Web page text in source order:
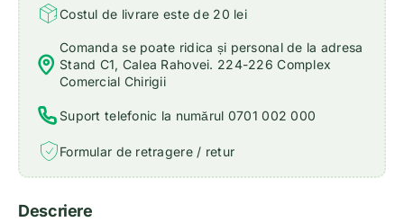
Costul de livrare este de 20 lei
Comanda se poate ridica și personal de la adresa
Stand C1, Calea Rahovei. 224-226 Complex
Comercial Chirigii
Suport telefonic la numărul 0701 002 000
Formular de retragere / retur
Descriere